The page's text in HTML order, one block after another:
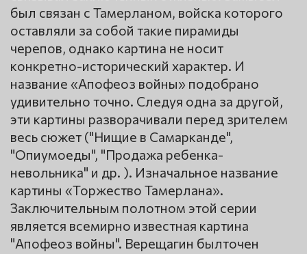
был связан с Тамерланом, войска которого
оставляли за собой такие пирамиды
черепов, однако картина не носит
конкретно-исторический характер. И
название «Апофеоз войны» подобрано
удивительно точно. Следуя одна за другой,
эти картины разворачивали перед зрителем
весь сюжет ("Нищие в Самарканде",
"Опиумоеды", "Продажа ребенка-
невольника" и др. ). Изначальное название
картины «Торжество Тамерлана».
Заключительным полотном этой серии
является всемирно известная картина
"Апофеоз войны". Верещагин былточен